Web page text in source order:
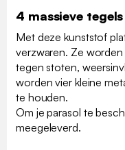
4 massieve tegels
Met deze kunststof
verzwaren. Ze
tegen stoten,
worden vier kleine
te houden.
Om je parasol te
meegeleverd.